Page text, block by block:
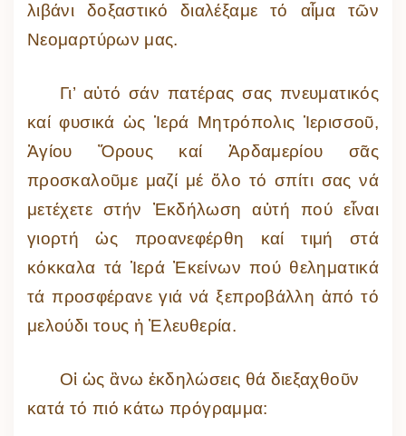
λιβάνι δοξαστικό διαλέξαμε τό αἷμα τῶν
Νεομαρτύρων μας.
Γι’ αὐτό σάν πατέρας σας πνευματικός
καί φυσικά ὡς Ἱερά Μητρόπολις Ἱερισσοῦ,
Ἁγίου Ὄρους καί Ἀρδαμερίου σᾶς
προσκαλοῦμε μαζί μέ ὅλο τό σπίτι σας νά
μετέχετε στήν Ἐκδήλωση αὐτή πού εἶναι
γιορτή ὡς προανεφέρθη καί τιμή στά
κόκκαλα τά Ἱερά Ἐκείνων πού θεληματικά
τά προσφέρανε γιά νά ξεπροβάλλη ἀπό τό
μελούδι τους ἡ Ἐλευθερία.
Οἱ ὡς ἂνω ἐκδηλώσεις θά διεξαχθοῦν
κατά τό πιό κάτω πρόγραμμα: